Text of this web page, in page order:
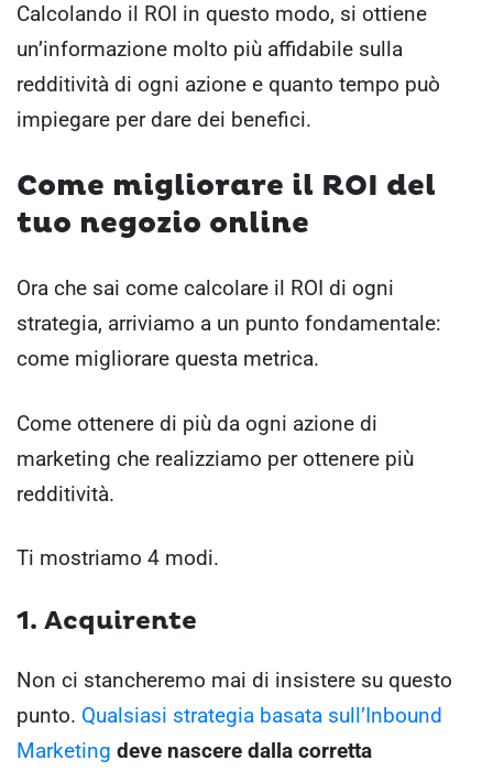
Calcolando il ROI in questo modo, si ottiene
un’informazione molto più affidabile sulla
redditività di ogni azione e quanto tempo può
impiegare per dare dei benefici.
Come migliorare il ROI del
tuo negozio online
Ora che sai come calcolare il ROI di ogni
strategia, arriviamo a un punto fondamentale:
come migliorare questa metrica.
Come ottenere di più da ogni azione di
marketing che realizziamo per ottenere più
redditività.
Ti mostriamo 4 modi.
1. Acquirente
Non ci stancheremo mai di insistere su questo
punto. Qualsiasi strategia basata sull’Inbound
Marketing deve nascere dalla corretta